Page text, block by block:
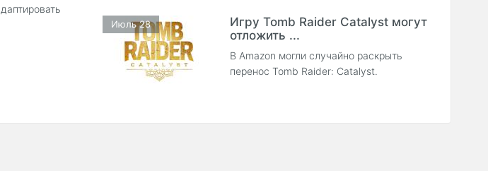
Июль 28
Игру Tomb Raider Catalyst могут
отложить ...
В Amazon могли случайно раскрыть
перенос Tomb Raider: Catalyst.